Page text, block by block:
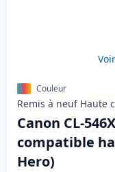
Couleur
Remis à neuf Haute
Canon CL-
compatible
Hero)